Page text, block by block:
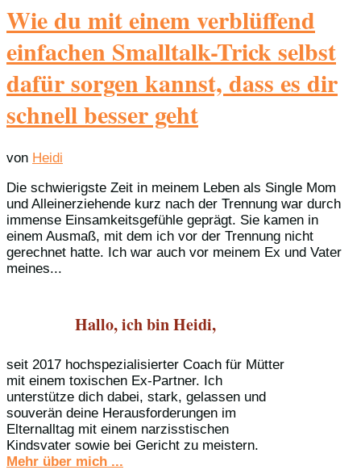
Wie du mit einem verblüffend
einfachen Smalltalk-Trick selbst
dafür sorgen kannst, dass es dir
schnell besser geht
von Heidi
Die schwierigste Zeit in meinem Leben als Single Mom
und Alleinerziehende kurz nach der Trennung war durch
immense Einsamkeitsgefühle geprägt. Sie kamen in
einem Ausmaß, mit dem ich vor der Trennung nicht
gerechnet hatte. Ich war auch vor meinem Ex und Vater
meines...
Hallo, ich bin Heidi,
seit 2017 hochspezialisierter Coach für Mütter
mit einem toxischen Ex-Partner. Ich
unterstütze dich dabei, stark, gelassen und
souverän deine Herausforderungen im
Elternalltag mit einem narzisstischen
Kindsvater sowie bei Gericht zu meistern.
Mehr über mich ...